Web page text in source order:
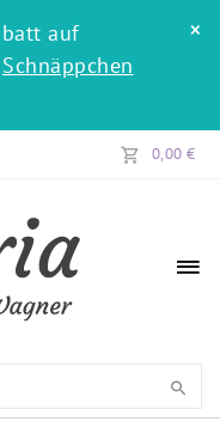
auf
Schnäppchen
×
0,00 €